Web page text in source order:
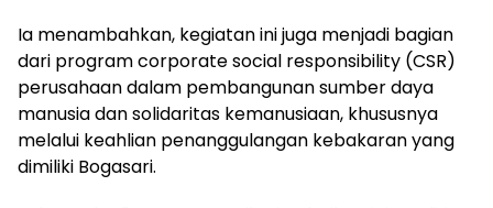
Ia menambahkan, kegiatan ini juga menjadi bagian
dari program corporate social responsibility (CSR)
perusahaan dalam pembangunan sumber daya
manusia dan solidaritas kemanusiaan, khususnya
melalui keahlian penanggulangan kebakaran yang
dimiliki Bogasari.